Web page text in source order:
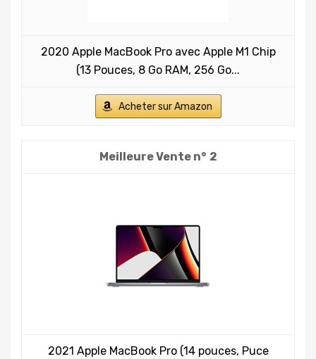
2020 Apple MacBook Pro avec Apple M1 Chip
(13 Pouces, 8 Go RAM, 256 Go...
Acheter sur Amazon
2
2021 Apple MacBook Pro (14 pouces, Puce